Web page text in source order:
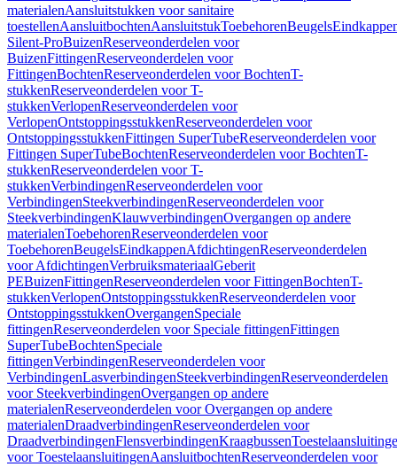
materialenAansluitstukken voor sanitaire
toestellenAansluitbochtenAansluitstukToebehorenBeugels
Silent-ProBuizenReserveonderdelen voor
BuizenFittingenReserveonderdelen voor
FittingenBochtenReserveonderdelen voor BochtenT-
stukkenReserveonderdelen voor T-
stukkenVerlopenReserveonderdelen voor
VerlopenOntstoppingsstukkenReserveonderdelen voor
OntstoppingsstukkenFittingen SuperTubeReserveonderdelen voor
Fittingen SuperTubeBochtenReserveonderdelen voor BochtenT-
stukkenReserveonderdelen voor T-
stukkenVerbindingenReserveonderdelen voor
VerbindingenSteekverbindingenReserveonderdelen voor
SteekverbindingenKlauwverbindingenOvergangen op andere
materialenToebehorenReserveonderdelen voor
ToebehorenBeugelsEindkappenAfdichtingenReserveonderdelen
voor AfdichtingenVerbruiksmateriaalGeberit
PEBuizenFittingenReserveonderdelen voor FittingenBochtenT-
stukkenVerlopenOntstoppingsstukkenReserveonderdelen voor
OntstoppingsstukkenOvergangenSpeciale
fittingenReserveonderdelen voor Speciale fittingenFittingen
SuperTubeBochtenSpeciale
fittingenVerbindingenReserveonderdelen voor
VerbindingenLasverbindingenSteekverbindingenReserveonderdelen
voor SteekverbindingenOvergangen op andere
materialenReserveonderdelen voor Overgangen op andere
materialenDraadverbindingenReserveonderdelen voor
DraadverbindingenFlensverbindingenKraagbussen
voor ToestelaansluitingenAansluitbochtenReserveonderdelen voor